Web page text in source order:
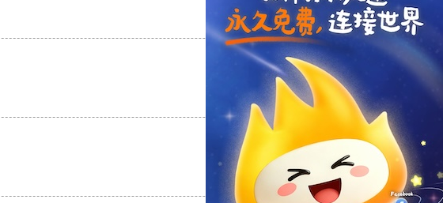
支持 [0] 反对[0]
支持[0] 反对
支持[0] 反对[0]